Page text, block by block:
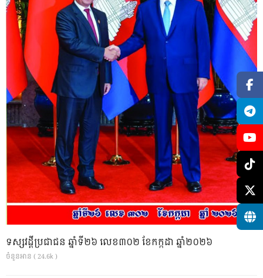
ទស្សវដ្តីប្រជាជន ឆ្នាំទី២៦ លេខ៣០២ ខែកក្កដា ឆ្នាំ២០២៦
ចំនួនអាន ( 24.6k )